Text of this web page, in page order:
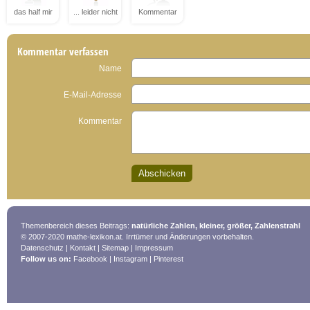
das half mir ... leider nicht Kommentar
Kommentar verfassen
Name
E-Mail-Adresse
Kommentar
Themenbereich dieses Beitrags: natürliche Zahlen, kleiner, größer, Zahlenstrahl
© 2007-2020 mathe-lexikon.at. Irrtümer und Änderungen vorbehalten.
Datenschutz | Kontakt | Sitemap | Impressum
Follow us on: Facebook | Instagram | Pinterest